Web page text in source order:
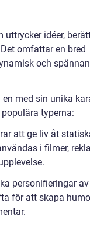
idéer,
omfattar en bred
och
med sin unika
typerna:
att ge liv åt
i filmer,
personifieringar av
för att skapa